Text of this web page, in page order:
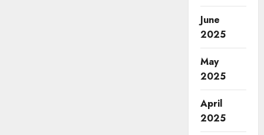
June
2025
May
2025
April
2025